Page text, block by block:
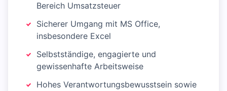
Bereich Umsatzsteuer
Sicherer Umgang mit MS Office,
insbesondere Excel
Selbstständige, engagierte und
gewissenhafte Arbeitsweise
Hohes Verantwortungsbewusstsein sowie